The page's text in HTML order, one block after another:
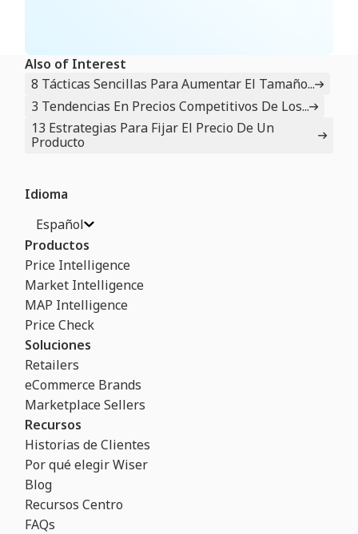
Also of Interest
8 Tácticas Sencillas Para Aumentar El Tamaño...
3 Tendencias En Precios Competitivos De Los...
13 Estrategias Para Fijar El Precio De Un
Producto
Idioma
Español
Productos
Price Intelligence
Market Intelligence
MAP Intelligence
Price Check
Soluciones
Retailers
eCommerce Brands
Marketplace Sellers
Recursos
Historias de Clientes
Por qué elegir Wiser
Blog
Recursos Centro
FAQs